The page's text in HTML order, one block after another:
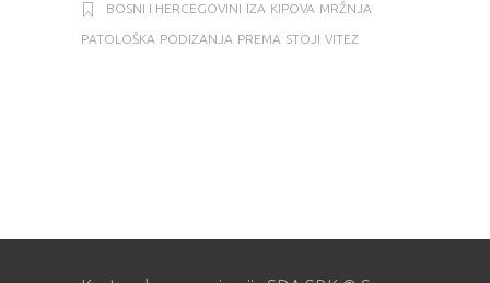
BOSNI I HERCEGOVINI IZA KIPOVA MRŽNJA
PATOLOŠKA PODIZANJA PREMA STOJI VITEZ